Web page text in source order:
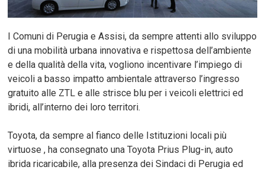
I Comuni di Perugia e Assisi, da sempre attenti allo sviluppo
di una mobilità urbana innovativa e rispettosa dell’ambiente
e della qualità della vita, vogliono incentivare l’impiego di
veicoli a basso impatto ambientale attraverso l’ingresso
gratuito alle ZTL e alle strisce blu per i veicoli elettrici ed
ibridi, all’interno dei loro territori.
Toyota, da sempre al fianco delle Istituzioni locali più
virtuose , ha consegnato una Toyota Prius Plug-in, auto
ibrida ricaricabile, alla presenza dei Sindaci di Perugia ed